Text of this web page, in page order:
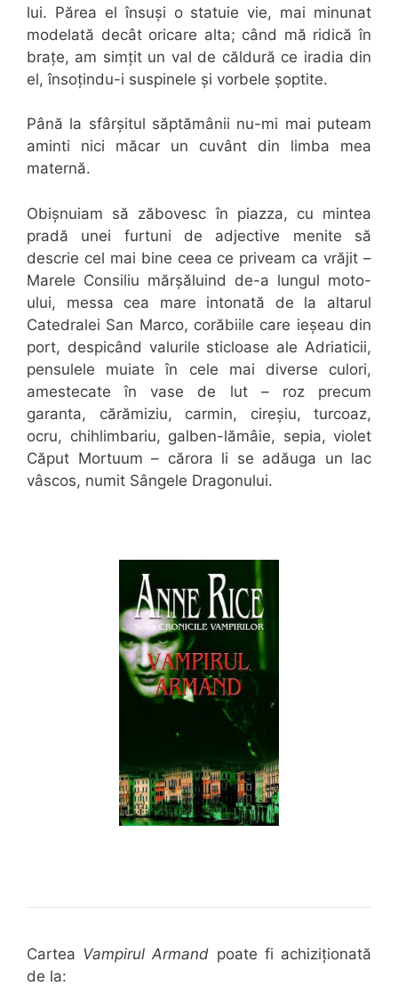
lui. Părea el însuși o statuie vie, mai minunat
modelată decât oricare alta; când mă ridică în
brațe, am simțit un val de căldură ce iradia din
el, însoțindu-i suspinele și vorbele șoptite.
Până la sfârșitul săptămânii nu-mi mai puteam
aminti nici măcar un cuvânt din limba mea
maternă.
Obișnuiam să zăbovesc în piazza, cu mintea
pradă unei furtuni de adjective menite să
descrie cel mai bine ceea ce priveam ca vrăjit –
Marele Consiliu mărșăluind de-a lungul moto-
ului, messa cea mare intonată de la altarul
Catedralei San Marco, corăbiile care ieșeau din
port, despicând valurile sticloase ale Adriaticii,
pensulele muiate în cele mai diverse culori,
amestecate în vase de lut – roz precum
garanta, cărămiziu, carmin, cireșiu, turcoaz,
ocru, chihlimbariu, galben-lămâie, sepia, violet
Căput Mortuum – cărora li se adăuga un lac
vâscos, numit Sângele Dragonului.
Cartea Vampirul Armand poate fi achiziționată
de la: